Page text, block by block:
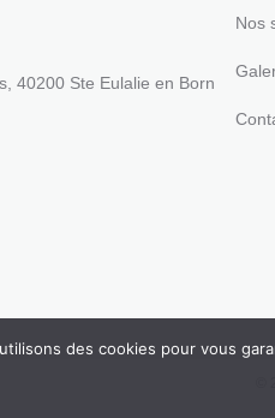
40200 Ste Eulalie en Born
Nos
©
des cookies pour vous